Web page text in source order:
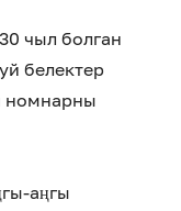
чыл болган
белектер
номнарны
аңгы